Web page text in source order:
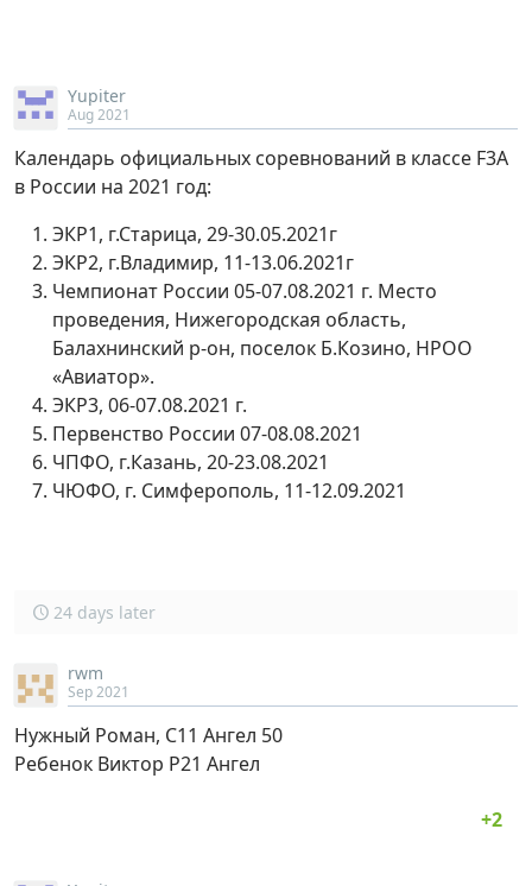
Yupiter
Aug 2021
Календарь официальных соревнований в классе F3A
в России на 2021 год:
ЭКР1, г.Старица, 29-30.05.2021г
ЭКР2, г.Владимир, 11-13.06.2021г
Чемпионат России 05-07.08.2021 г. Место
проведения, Нижегородская область,
Балахнинский р-он, поселок Б.Козино, НРОО
«Авиатор».
ЭКР3, 06-07.08.2021 г.
Первенство России 07-08.08.2021
ЧПФО, г.Казань, 20-23.08.2021
ЧЮФО, г. Симферополь, 11-12.09.2021
24 days later
rwm
Sep 2021
Нужный Роман, С11 Ангел 50
Ребенок Виктор Р21 Ангел